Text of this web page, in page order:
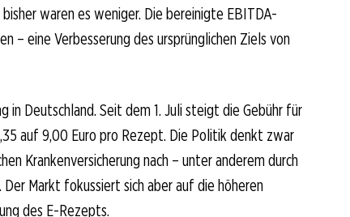
waren es weniger. Die bereinigte EBITDA-
– eine Verbesserung des ursprünglichen Ziels von
in Deutschland. Seit dem 1. Juli steigt die Gebühr für
auf 9,00 Euro pro Rezept. Die Politik denkt zwar
Krankenversicherung nach – unter anderem durch
Markt fokussiert sich aber auf die höheren
des E-Rezepts.